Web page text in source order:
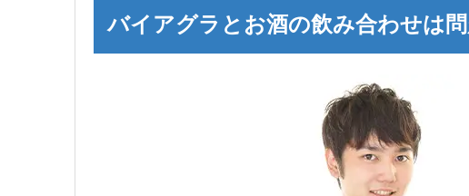
バイアグラとお酒の飲み合わせは問